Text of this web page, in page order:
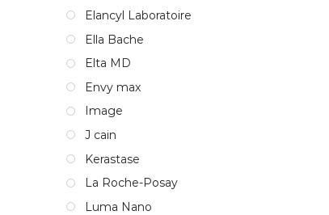
Elancyl Laboratoire
Ella Bache
Elta MD
Envy max
Image
J cain
Kerastase
La Roche-Posay
Luma Nano